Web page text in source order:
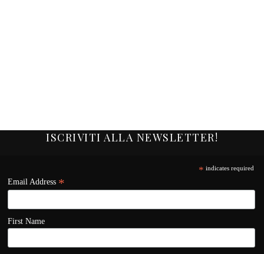
ISCRIVITI ALLA NEWSLETTER!
* indicates required
Email Address *
First Name